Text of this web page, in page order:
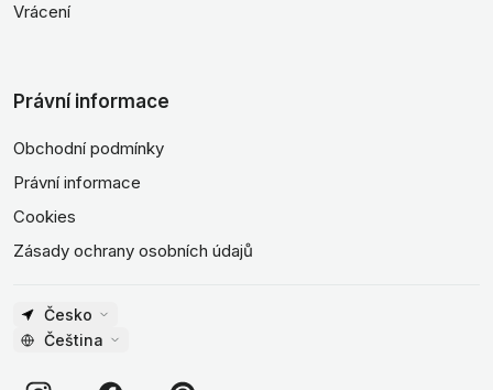
Vrácení
Právní informace
Obchodní podmínky
Právní informace
Cookies
Zásady ochrany osobních údajů
Česko
Čeština